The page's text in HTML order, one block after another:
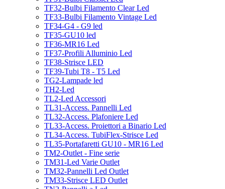
TF32-Bulbi Filamento Clear Led
TF33-Bulbi Filamento Vintage Led
TF34-G4 - G9 led
TF35-GU10 led
TF36-MR16 Led
TF37-Profili Alluminio Led
TF38-Strisce LED
TF39-Tubi T8 - T5 Led
TG2-Lampade led
TH2-Led
TL2-Led Accessori
TL31-Access. Pannelli Led
TL32-Access. Plafoniere Led
TL33-Access. Proiettori a Binario Led
TL34-Access. TubiFlex-Strisce Led
TL35-Portafaretti GU10 - MR16 Led
TM2-Outlet - Fine serie
TM31-Led Varie Outlet
TM32-Pannelli Led Outlet
TM33-Strisce LED Outlet